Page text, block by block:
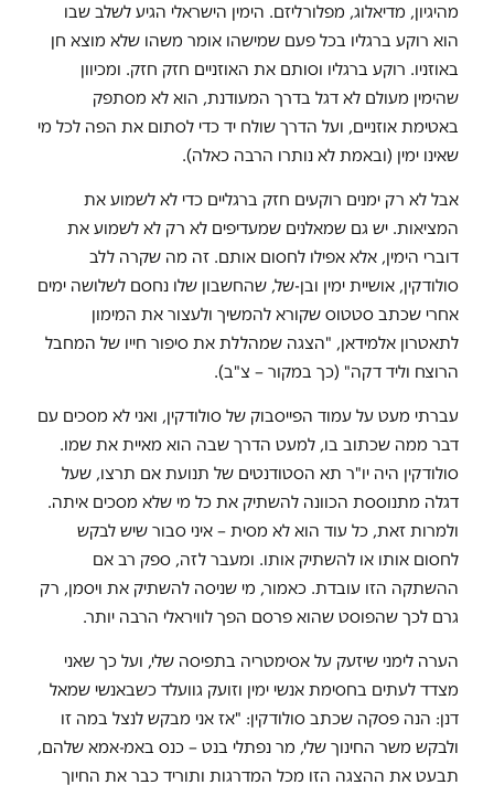
מהיגיון, מדיאלוג, מפלורליזם. הימין הישראלי הגיע לשלב שבו
הוא רוקע ברגליו בכל פעם שמישהו אומר משהו שלא מוצא חן
באוזניו. רוקע ברגליו וסותם את האוזניים חזק חזק. ומכיוון
שהימין מעולם לא דגל בדרך המעודנת, הוא לא מסתפק
באטימת אוזניים, ועל הדרך שולח יד כדי לסתום את הפה לכל מי
שאינו ימין (ובאמת לא נותרו הרבה כאלה).
אבל לא רק ימנים רוקעים חזק ברגליים כדי לא לשמוע את
המציאות. יש גם שמאלנים שמעדיפים לא רק לא לשמוע את
דוברי הימין, אלא אפילו לחסום אותם. זה מה שקרה ללב
סולודקין, אושיית ימין ובן-של, שהחשבון שלו נחסם לשלושה ימים
אחרי שכתב סטטוס שקורא להמשיך ולעצור את המימון
לתאטרון אלמידאן, "הצגה שמהללת את סיפור חייו של המחבל
הרוצח וליד דקה" (כך במקור – צ"ב).
עברתי מעט על עמוד הפייסבוק של סולודקין, ואני לא מסכים עם
דבר ממה שכתוב בו, למעט הדרך שבה הוא מאיית את שמו.
סולודקין היה יו"ר תא הסטודנטים של תנועת אם תרצו, שעל
דגלה מתנוססת הכוונה להשתיק את כל מי שלא מסכים איתה.
ולמרות זאת, כל עוד הוא לא מסית – איני סבור שיש לבקש
לחסום אותו או להשתיק אותו. ומעבר לזה, ספק רב אם
ההשתקה הזו עובדת. כאמור, מי שניסה להשתיק את ויסמן, רק
גרם לכך שהפוסט שהוא פרסם הפך לוויראלי הרבה יותר.
הערה לימני שיזעק על אסימטריה בתפיסה שלי, ועל כך שאני
מצדד לעתים בחסימת אנשי ימין וזועק גוועלד כשבאנשי שמאל
דנן: הנה פסקה שכתב סולודקין: "אז אני מבקש לנצל במה זו
ולבקש משר החינוך שלי, מר נפתלי בנט – כנס באמ-אמא שלהם,
תבעט את ההצגה הזו מכל המדרגות ותוריד כבר את החיוך